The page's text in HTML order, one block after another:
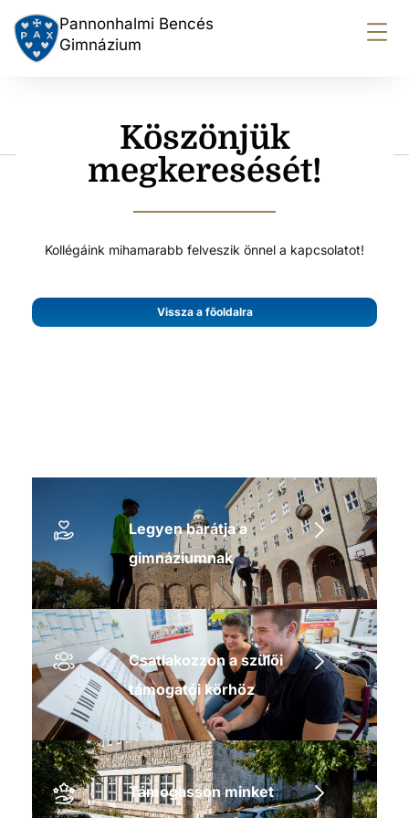
Pannonhalmi Bencés
Gimnázium
Köszönjük
megkeresését!
Kollégáink mihamarabb felveszik önnel a kapcsolatot!
Vissza a főoldalra
Legyen barátja a
gimnáziumnak
Csatlakozzon a szülői
támogatói körhöz
Támogasson minket